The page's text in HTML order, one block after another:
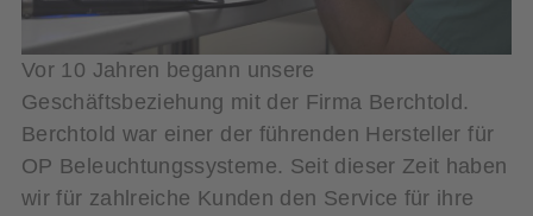
Vor 10 Jahren begann unsere
Geschäftsbeziehung mit der Firma Berchtold.
Berchtold war einer der führenden Hersteller für
OP Beleuchtungssysteme. Seit dieser Zeit haben
wir für zahlreiche Kunden den Service für ihre